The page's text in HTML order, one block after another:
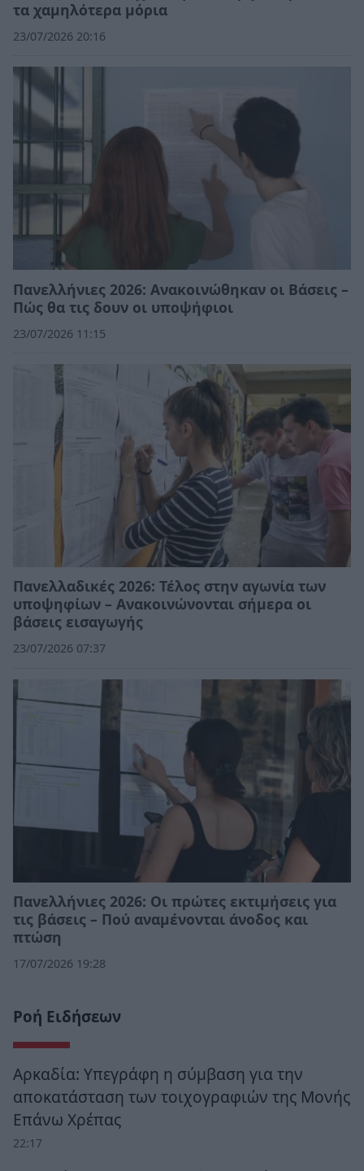
τα χαμηλότερα μόρια
23/07/2026 20:16
Πανελλήνιες 2026: Ανακοινώθηκαν οι Βάσεις –
Πώς θα τις δουν οι υποψήφιοι
23/07/2026 11:15
Πανελλαδικές 2026: Τέλος στην αγωνία των
υποψηφίων – Ανακοινώνονται σήμερα οι
βάσεις εισαγωγής
23/07/2026 07:37
Πανελλήνιες 2026: Οι πρώτες εκτιμήσεις για
τις βάσεις – Πού αναμένονται άνοδος και
πτώση
17/07/2026 19:28
Ροή Ειδήσεων
Αρκαδία: Υπεγράφη η σύμβαση για την
αποκατάσταση των τοιχογραφιών της Μονής
Επάνω Χρέπας
22:17